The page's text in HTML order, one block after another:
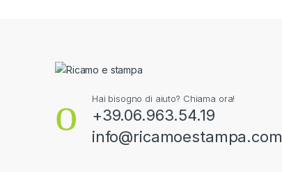
Hai bisogno di aiuto? Chiama ora!
+39.06.963.54.19
info@ricamoestampa.com